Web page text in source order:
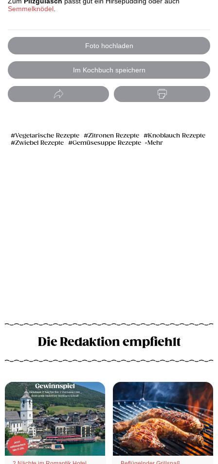
Semmelknödel.
Foto hochladen
Im Kochbuch speichern
Vegetarische Rezepte Zitronen Rezepte
Knoblauch Rezepte
Zwiebel Rezepte
Gemüsesuppe Rezepte Mehr
Die Redaktion empfiehlt